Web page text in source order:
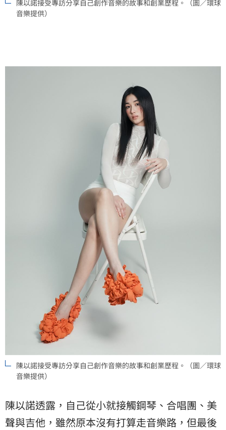
陳以諾接受專訪分享自己創作音樂的故事和創業歷程。（圖／環球
音樂提供）
陳以諾接受專訪分享自己創作音樂的故事和創業歷程。（圖／環球
音樂提供）
陳以諾透露，自己從小就接觸鋼琴、合唱團、美
聲與吉他，雖然原本沒有打算走音樂路，但最後